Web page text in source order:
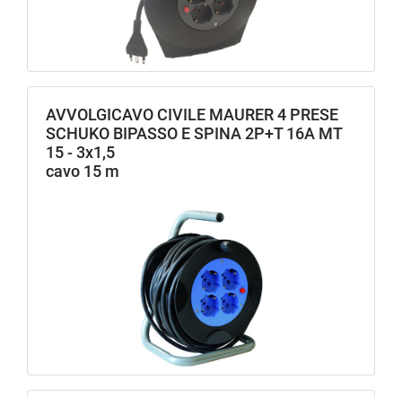
AVVOLGICAVO CIVILE MAURER 4 PRESE
SCHUKO BIPASSO E SPINA 2P+T 16A MT
15 - 3x1,5
cavo 15 m